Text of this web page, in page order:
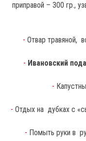
приправой – 300 гр.,
-Отвар травяной,
- Ивановский
-
- Отдых на дубках с
- Помыть руки в